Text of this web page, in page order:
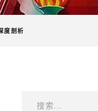
度剖析
搜索...